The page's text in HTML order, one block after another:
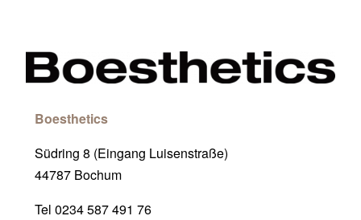
Boesthetics
Südring 8 (Eingang Luisenstraße)
44787 Bochum
Tel 0234 587 491 76